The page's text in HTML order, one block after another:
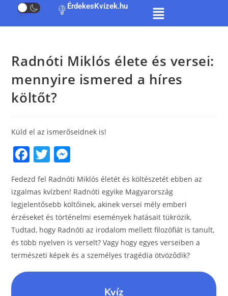
ÉrdekesKvízek.hu
Radnóti Miklós élete és versei:
mennyire ismered a híres
költőt?
Küld el az ismerőseidnek is!
F
a
c
e
b
o
o
k
T
w
itt
er
e
ss
e
n
g
er
Fedezd fel Radnóti Miklós életét és költészetét ebben az
izgalmas kvízben! Radnóti egyike Magyarország
legjelentősebb költőinek, akinek versei mély emberi
érzéseket és történelmi események hatásait tükrözik.
Tudtad, hogy Radnóti az irodalom mellett filozófiát is tanult,
és több nyelven is verselt? Vagy hogy egyes verseiben a
természeti képek és a személyes tragédia ötvöződik?